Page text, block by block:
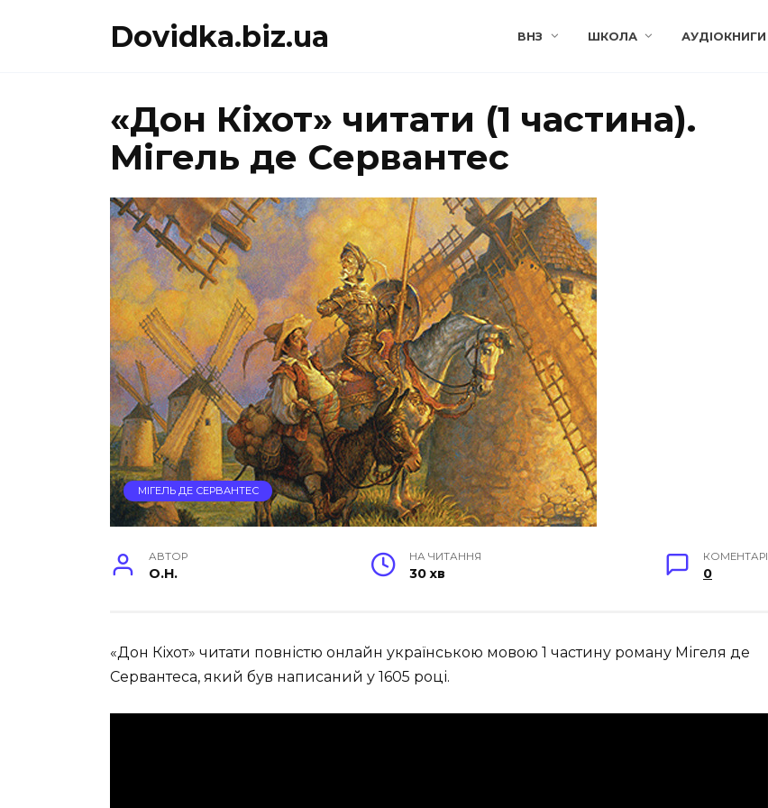
Dovidka.biz.ua ВНЗ ШКОЛА АУДІОКНИГИ
«Дон Кіхот» читати (1 частина).
Мігель де Сервантес
МІГЕЛЬ ДЕ СЕРВАНТЕС
АВТОР
O.H.
НА ЧИТАННЯ
30 хв
КОМЕНТАРІ
0
«Дон Кіхот» читати повністю онлайн українською мовою 1 частину роману Мігеля де
Сервантеса, який був написаний у 1605 році.